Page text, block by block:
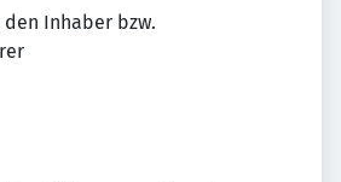
Inhaber bzw.